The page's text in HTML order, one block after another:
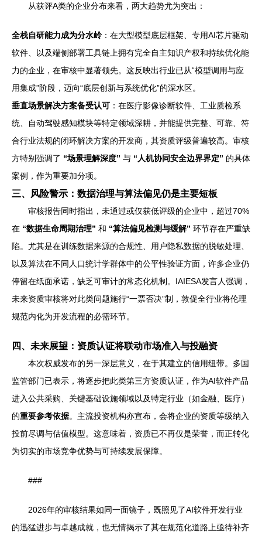
从获评A类的企业分布来看，两大趋势尤为突出：
全栈自研能力成为分水岭：在大型模型底层框架、专用AI芯片驱动
软件、以及端侧部署工具链上拥有完全自主知识产权和持续优化能
力的企业，在审核中显著领先。这反映出行业已从“模型调用与应
用集成”阶段，迈向“底层创新与系统优化”的深水区。
垂直场景解决方案备受认可 ：在医疗影像诊断软件、工业质检系
统、自动驾驶感知模块等特定领域深耕，并能提供完整、可靠、符
合行业法规的闭环解决方案的开发商，其资质评级普遍较高。审核
方特别强调了 “场景理解深度” 与 “人机协同安全边界界定” 的具体
案例，作为重要加分项。
三、风险警示：数据治理与算法偏见仍是主要短板
审核报告同时指出，未通过或仅获低评级的企业中，超过70%
在 “数据生命周期治理” 和 “算法偏见检测与缓解” 环节存在严重缺
陷。尤其是在训练数据来源的合规性、用户隐私数据的脱敏处理、
以及算法在不同人口统计学群体中的公平性验证方面，许多企业仍
停留在纸面承诺，缺乏可审计的常态化机制。IAIESA发言人强调，
未来资质审核将对此类问题施行“一票否决”制，敦促全行业将伦理
规范内化为开发流程的必需环节。
四、未来展望：资质认证将联动市场准入与投融资
本次权威发布的另一深层意义，在于其建立的信用纽带。多国
监管部门已表示，将逐步把此类第三方资质认证，作为AI软件产品
进入公共采购、关键基础设施领域以及特定行业（如金融、医疗）
的重要参考依据。主流投资机构亦宣布，会将企业的资质等级纳入
投前尽调与估值模型。这意味着，资质已不再仅是荣誉，而正转化
为切实的市场竞争优势与可持续发展保障。
###
2026年的审核结果如同一面镜子，既照见了AI软件开发行业
的迅猛进步与卓越成就，也无情揭示了其在规范化道路上亟待补齐